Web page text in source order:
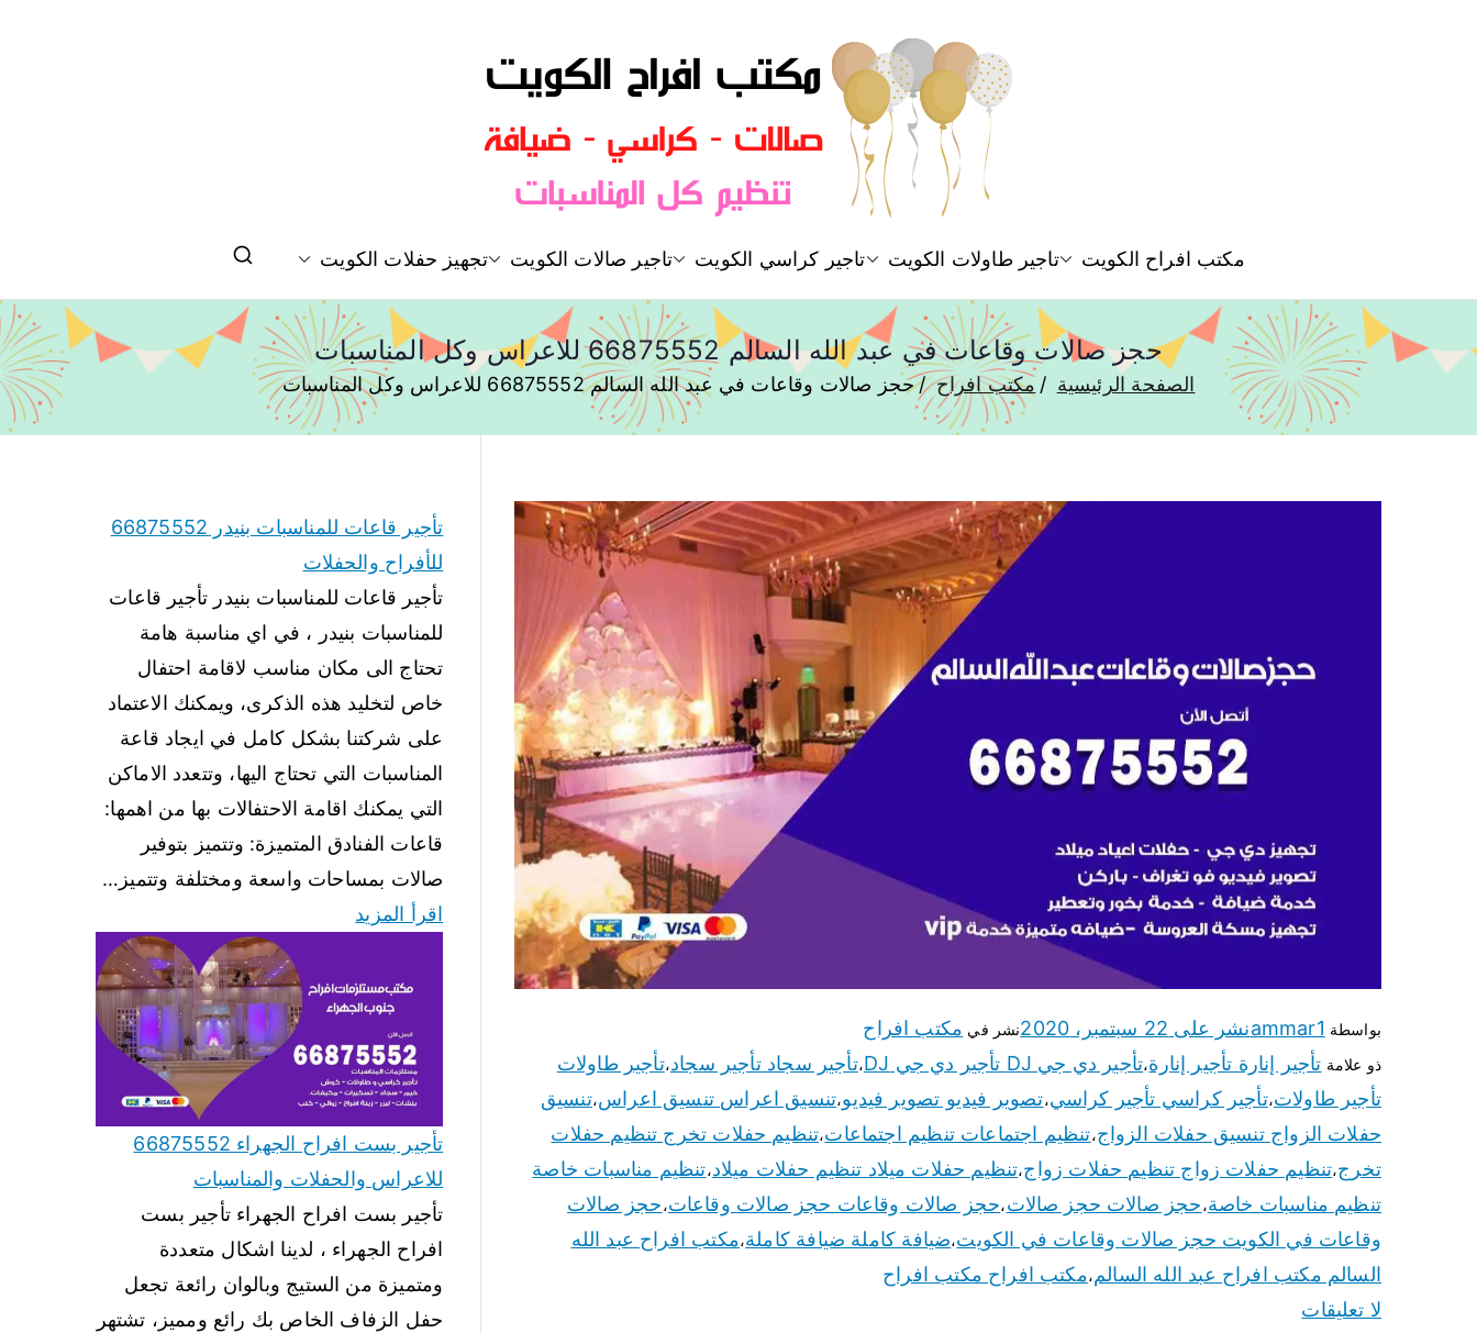
مكتب افراح
مكتب افراح و مناسبات و زواج و تخرج بالكويت مكتب افراح الكويت تاجير طاولات الكويت تاجير كراسي الكويت تاجير صالات الكويت تجهيز حفلات الكويت
حجز صالات وقاعات في عبد الله السالم 66875552 للاعراس وكل المناسبات
الصفحة الرئيسية مكتب افراح حجز صالات وقاعات في عبد الله السالم 66875552 للاعراس وكل المناسبات
بواسطة ammar1نشر على 22 سبتمبر، 2020 نشر في مكتب افراح
ذو علامة تأجير إنارة تأجير إنارة،تأجير دي جي DJ تأجير دي جي DJ ،تأجير سجاد تأجير سجاد،تأجير طاولات
تأجير طاولات،تأجير كراسي تأجير كراسي،تصوير فيديو تصوير فيديو،تنسيق اعراس تنسيق اعراس،تنسيق
حفلات الزواج تنسيق حفلات الزواج،تنظيم اجتماعات تنظيم اجتماعات،تنظيم حفلات تخرج تنظيم حفلات
تخرج،تنظيم حفلات زواج تنظيم حفلات زواج،تنظيم حفلات ميلاد تنظيم حفلات ميلاد،تنظيم مناسبات خاصة
تنظيم مناسبات خاصة،حجز صالات حجز صالات،حجز صالات وقاعات حجز صالات وقاعات،حجز صالات
وقاعات في الكويت حجز صالات وقاعات في الكويت،ضيافة كاملة ضيافة كاملة،مكتب افراح عبد الله
السالم مكتب افراح عبد الله السالم،مكتب افراح مكتب افراح
لا تعليقات
تأجير قاعات للمناسبات بنيدر 66875552
للأفراح والحفلات
تأجير قاعات للمناسبات بنيدر تأجير قاعات
للمناسبات بنيدر ، في اي مناسبة هامة
تحتاج الى مكان مناسب لاقامة احتفال
خاص لتخليد هذه الذكرى، ويمكنك الاعتماد
على شركتنا بشكل كامل في ايجاد قاعة
المناسبات التي تحتاج اليها، وتتعدد الاماكن
التي يمكنك اقامة الاحتفالات بها من اهمها:
قاعات الفنادق المتميزة: وتتميز بتوفير
صالات بمساحات واسعة ومختلفة وتتميز…
اقرأ المزيد
تأجير بست افراح الجهراء 66875552
للاعراس والحفلات والمناسبات
تأجير بست افراح الجهراء تأجير بست
افراح الجهراء ، لدينا اشكال متعددة
ومتميزة من الستيج وبالوان رائعة تجعل
حفل الزفاف الخاص بك رائع ومميز، تشتهر